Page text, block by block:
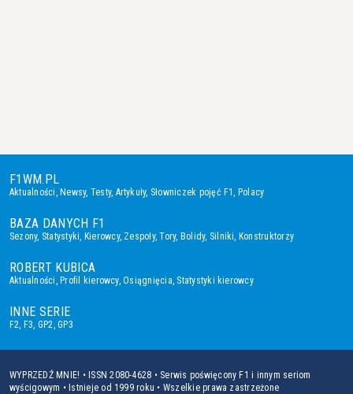
F1WM.PL
Aktualności,Newsy, Testy, Artykuły, Słowniczek pojęć F1, Polacy
BAZA DANYCH F1
Sezony, Statystyki, Kierowcy, Zespoły,Tory, Bolidy, Silniki, Konstruktorzy
ROBERT KUBICA
Aktualności,Profil kierowcy,Osiągnięcia, Statystyki kierowcy
INNE SERIE
F2, F3, GP2,GP3
WYPRZEDŹ MNIE! • ISSN 2080-4628 • Serwis poświęcony F1 i innym seriom
wyścigowym • Istnieje od 1999 roku • Wszelkie prawa zastrzeżone